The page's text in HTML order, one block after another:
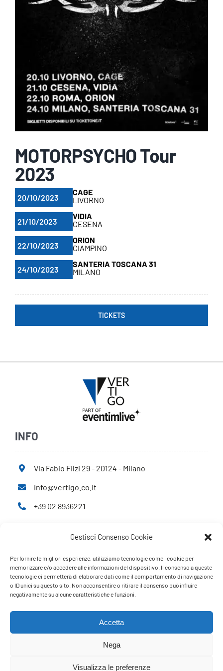
Gestisci Consenso Cookie
Per fornire le migliori esperienze, utilizziamo tecnologie come i cookie per
memorizzare e/o accedere alle informazioni del dispositivo. Il consenso a queste
tecnologie ci permetterà di elaborare dati come il comportamento di navigazione
o ID unici su questo sito. Non acconsentire o ritirare il consenso può influire
negativamente su alcune caratteristiche e funzioni.
Accetta
Nega
Visualizza le preferenze
MOTORPSYCHO Tour
2023
20/10/2023
CAGE
LIVORNO
21/10/2023
VIDIA
CESENA
22/10/2023
ORION
CIAMPINO
24/10/2023
SANTERIA TOSCANA 31
MILANO
TICKETS
INFO
Via Fabio Filzi 29 - 20124 - Milano
info@vertigo.co.it
+39 02 8936221
Privacy Policy
Cookie Policy
PARTNERS